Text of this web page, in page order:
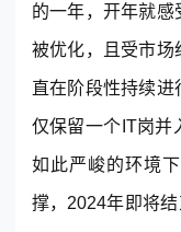
购买咨询
© 2013-2023 scrm.com
的一年，开年就感
被优化，且受市场
直在阶段性持续进
仅保留一个IT岗并
如此严峻的环境
撑，2024年即将